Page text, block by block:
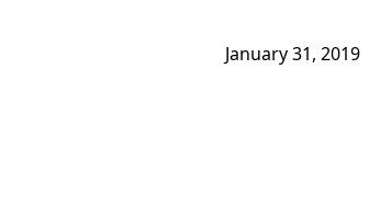
January 31, 2019